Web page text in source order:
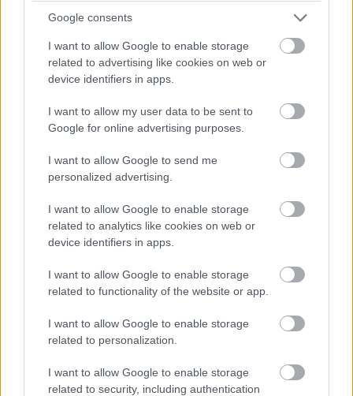
Google consents
I want to allow Google to enable storage
related to advertising like cookies on web or
device identifiers in apps.
I want to allow my user data to be sent to
Google for online advertising purposes.
I want to allow Google to send me
personalized advertising.
I want to allow Google to enable storage
related to analytics like cookies on web or
device identifiers in apps.
I want to allow Google to enable storage
related to functionality of the website or app.
I want to allow Google to enable storage
related to personalization.
I want to allow Google to enable storage
related to security, including authentication
próbálgathatják is
Az AI okozta hardverválság
következő áldozatai a
PCW.lite| 2026.03.18 18:32
hamisítják – vigyázz, mit veszel és
kitől
AMD FSR Diamond az új Xboxban:
DLSS-verő AI-felskálázást kap az
Radeonokkal?
PCW.lite| 2026.03.16 07:32
Az AMD nagyon szeretné, ha
vennél egy 1 millió forintos PC-t
PCW.lite| 2026.03.14 11:10